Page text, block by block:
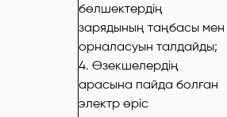
бөлшектердің
зарядының таңбасы мен
орналасуын талдайды;
4. Өзекшелердің
арасына пайда болған
электр өріс